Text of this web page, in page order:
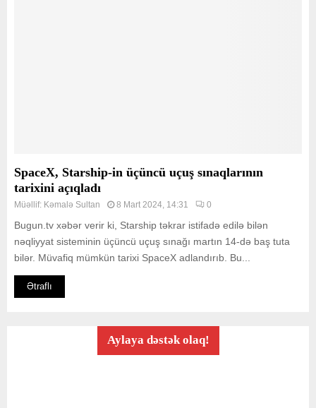
SpaceX, Starship-in üçüncü uçuş sınaqlarının
tarixini açıqladı
Müəllif: Kəmalə Sultan 8 Mart 2024, 14:31 0
Bugun.tv xəbər verir ki, Starship təkrar istifadə edilə bilən
nəqliyyat sisteminin üçüncü uçuş sınağı martın 14-də baş tuta
bilər. Müvafiq mümkün tarixi SpaceX adlandırıb. Bu...
Ətraflı
Aylaya dəstək olaq!